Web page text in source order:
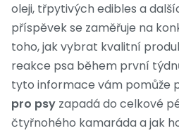
oleji, třpytivých edibles a
příspěvek se zaměřuje na
toho, jak vybrat kvalitní
reakce psa během první
tyto informace vám pomůže
pro psy zapadá do celkové
čtyřnohého kamaráda a jak